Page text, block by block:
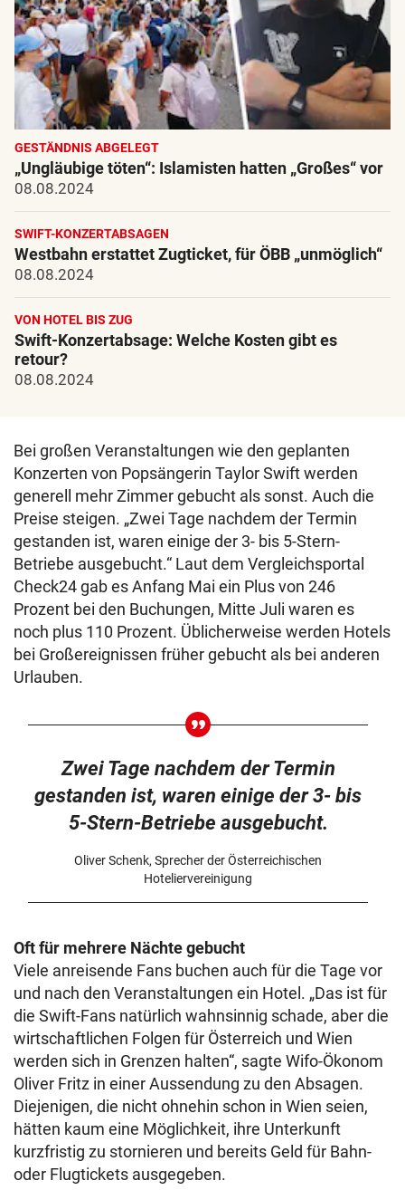
GESTÄNDNIS ABGELEGT
„Ungläubige töten“: Islamisten hatten „Großes“ vor
08.08.2024
SWIFT-KONZERTABSAGEN
Westbahn erstattet Zugticket, für ÖBB „unmöglich“
08.08.2024
VON HOTEL BIS ZUG
Swift-Konzertabsage: Welche Kosten gibt es
retour?
08.08.2024
Bei großen Veranstaltungen wie den geplanten
Konzerten von Popsängerin Taylor Swift werden
generell mehr Zimmer gebucht als sonst. Auch die
Preise steigen. „Zwei Tage nachdem der Termin
gestanden ist, waren einige der 3- bis 5-Stern-
Betriebe ausgebucht.“ Laut dem Vergleichsportal
Check24 gab es Anfang Mai ein Plus von 246
Prozent bei den Buchungen, Mitte Juli waren es
noch plus 110 Prozent. Üblicherweise werden Hotels
bei Großereignissen früher gebucht als bei anderen
Urlauben.
Zwei Tage nachdem der Termin
gestanden ist, waren einige der 3- bis
5-Stern-Betriebe ausgebucht.
Oliver Schenk, Sprecher der Österreichischen
Hoteliervereinigung
Oft für mehrere Nächte gebucht
Viele anreisende Fans buchen auch für die Tage vor
und nach den Veranstaltungen ein Hotel. „Das ist für
die Swift-Fans natürlich wahnsinnig schade, aber die
wirtschaftlichen Folgen für Österreich und Wien
werden sich in Grenzen halten“, sagte Wifo-Ökonom
Oliver Fritz in einer Aussendung zu den Absagen.
Diejenigen, die nicht ohnehin schon in Wien seien,
hätten kaum eine Möglichkeit, ihre Unterkunft
kurzfristig zu stornieren und bereits Geld für Bahn-
oder Flugtickets ausgegeben.